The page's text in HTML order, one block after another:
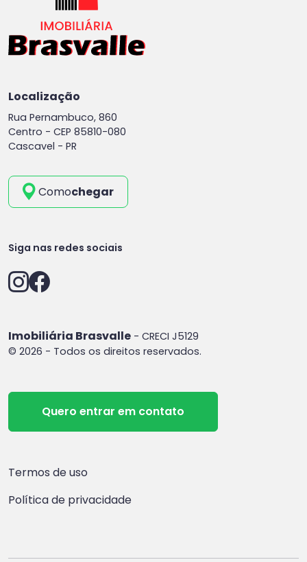
Localização
Rua Pernambuco, 860
Centro - CEP 85810-080
Cascavel - PR
Comochegar
Siga nas redes sociais
Imobiliária Brasvalle - CRECI J5129
© 2026 - Todos os direitos reservados.
Quero entrar em contato
Termos de uso
Política de privacidade